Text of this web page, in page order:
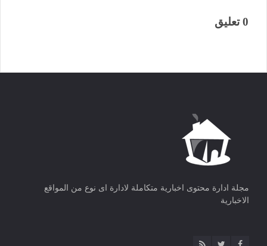
0 تعليق
مجلة ادارة محتوى اخبارية متكاملة لادارة اى نوع من المواقع
الاخبارية